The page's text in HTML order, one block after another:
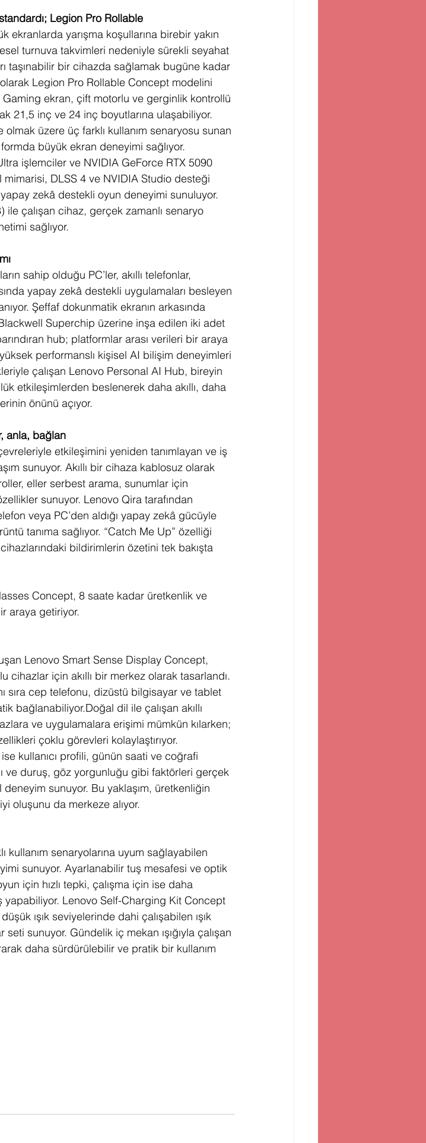
Legion Pro Rollable
ekranlarda yarışma koşullarına birebir yakın
turnuva takvimleri nedeniyle sürekli seyahat
taşınabilir bir cihazda sağlamak bugüne kadar
Legion Pro Rollable Concept modelini
ekran, çift motorlu ve gerginlik kontrollü
21,5 inç ve 24 inç boyutlarına ulaşabiliyor.
üzere üç farklı kullanım senaryosu sunan
büyük ekran deneyimi sağlıyor.
işlemciler ve NVIDIA GeForce RTX 5090
DLSS 4 ve NVIDIA Studio desteği
zekâ destekli oyun deneyimi sunuluyor.
çalışan cihaz, gerçek zamanlı senaryo
sağlıyor.
sahip olduğu PC’ler, akıllı telefonlar,
yapay zekâ destekli uygulamaları besleyen
Şeffaf dokunmatik ekranın arkasında
Superchip üzerine inşa edilen iki adet
hub; platformlar arası verileri bir araya
performanslı kişisel AI bilişim deneyimleri
çalışan Lenovo Personal AI Hub, bireyin
etkileşimlerden beslenerek daha akıllı, daha
önünü açıyor.
anla, bağlan
etkileşimini yeniden tanımlayan ve iş
sunuyor. Akıllı bir cihaza kablosuz olarak
eller serbest arama, sunumlar için
sunuyor. Lenovo Qira tarafından
veya PC’den aldığı yapay zekâ gücüyle
tanıma sağlıyor. “Catch Me Up” özelliği
bildirimlerin özetini tek bakışta
Concept, 8 saate kadar üretkenlik ve
araya getiriyor.
Lenovo Smart Sense Display Concept,
cihazlar için akıllı bir merkez olarak tasarlandı.
sıra cep telefonu, dizüstü bilgisayar ve tablet
bağlanabiliyor.Doğal dil ile çalışan akıllı
ve uygulamalara erişimi mümkün kılarken;
çoklu görevleri kolaylaştırıyor.
kullanıcı profili, günün saati ve coğrafi
ve duruş, göz yorgunluğu gibi faktörleri gerçek
sunuyor. Bu yaklaşım, üretkenliğin
oluşunu da merkeze alıyor.
senaryolarına uyum sağlayabilen
sunuyor. Ayarlanabilir tuş mesafesi ve optik
için hızlı tepki, çalışma için ise daha
yapabiliyor. Lenovo Self-Charging Kit Concept
ışık seviyelerinde dahi çalışabilen ışık
sunuyor. Gündelik iç mekan ışığıyla çalışan
daha sürdürülebilir ve pratik bir kullanım